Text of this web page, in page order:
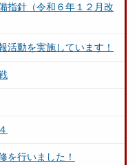
指針（令和６年１２月改
活動を実施しています！
を行いました！